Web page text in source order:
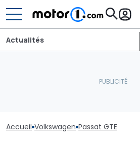
Actualités
Accueil Volkswagen Passat GTE